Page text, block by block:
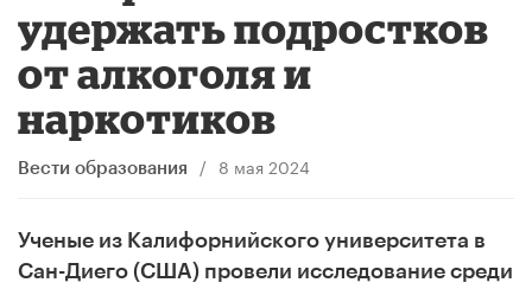
удержать подростков
от алкоголя и
наркотиков
Вести образования / 8 мая 2024
Ученые из Калифорнийского университета в
Сан-Диего (США) провели исследование среди